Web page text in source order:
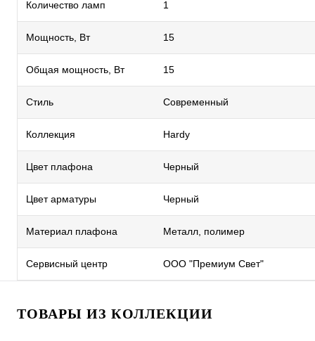
Количество ламп 1
Мощность, Вт 15
Общая мощность, Вт 15
Стиль Современный
Коллекция Hardy
Цвет плафона Черный
Цвет арматуры Черный
Материал плафона Металл, полимер
Сервисный центр ООО "Премиум Свет"
ТОВАРЫ ИЗ КОЛЛЕКЦИИ